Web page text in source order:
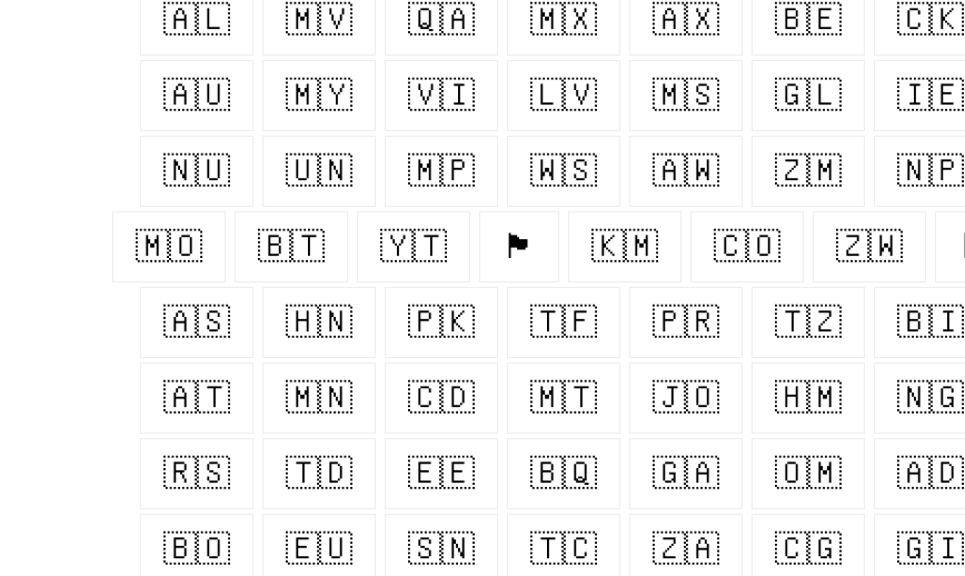
🇦🇱 🇲🇻 🇶🇦 🇲🇽 🇦🇽 🇧🇪 🇨🇰
🇦🇺 🇲🇾 🇻🇮 🇱🇻 🇲🇸 🇬🇱 🇮🇪
🇳🇺 🇺🇳 🇲🇵 🇼🇸 🇦🇼 🇿🇲 🇳🇵
🇲🇴 🇧🇹 🇾🇹 🏴󠁧󠁢󠁥󠁮󠁧󠁿 🇰🇲 🇨🇴 🇿🇼
🇦🇸 🇭🇳 🇵🇰 🇹🇫 🇵🇷 🇹🇿 🇧🇮
🇦🇹 🇲🇳 🇨🇩 🇲🇹 🇯🇴 🇭🇲 🇳🇬
🇷🇸 🇹🇩 🇪🇪 🇧🇶 🇬🇦 🇴🇲 🇦🇩
🇧🇴 🇪🇺 🇸🇳 🇹🇨 🇿🇦 🇨🇬 🇬🇮